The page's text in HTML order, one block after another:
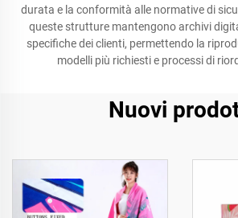
durata e la conformità alle normative di
queste strutture mantengono archivi
specifiche dei clienti, permettendo la
modelli più richiesti e processi di
Nuovi